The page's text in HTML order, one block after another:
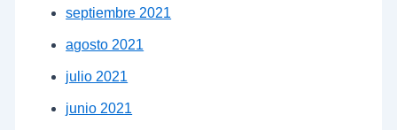
septiembre 2021
agosto 2021
julio 2021
junio 2021